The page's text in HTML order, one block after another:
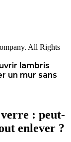
All Rights
lambris
un mur sans
: peut-
enlever ?